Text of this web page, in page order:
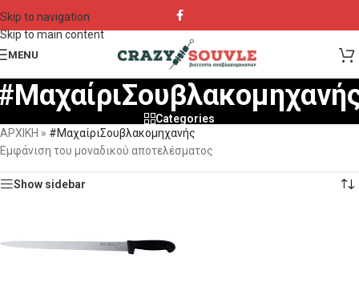
Skip to navigation
Skip to main content
MENU
Categories
ΑΡΧΙΚΗ » #ΜαχαίριΣουβλακομηχανής
Εμφάνιση του μοναδικού αποτελέσματος
Show sidebar